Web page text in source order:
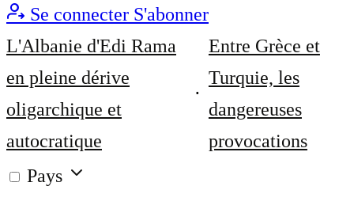
Se connecter S'abonner
L'Albanie d'Edi Rama
en pleine dérive
oligarchique et
autocratique
Entre Grèce et
Turquie, les
dangereuses
provocations
Pays